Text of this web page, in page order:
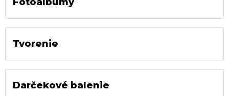
Tvorenie
Darčekové balenie